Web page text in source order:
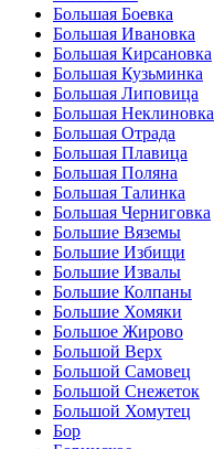
Большая Боевка
Большая Ивановка
Большая Кирсановка
Большая Кузьминка
Большая Липовица
Большая Неклиновка
Большая Отрада
Большая Плавица
Большая Поляна
Большая Талинка
Большая Черниговка
Большие Вяземы
Большие Избищи
Большие Извалы
Большие Колпаны
Большие Хомяки
Большое Жирово
Большой Верх
Большой Самовец
Большой Снежеток
Большой Хомутец
Бор